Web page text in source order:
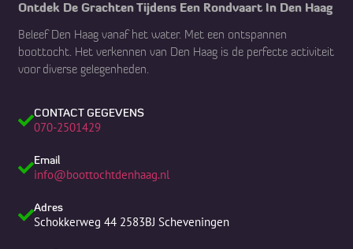
Ontdek De Grachten Tijdens Een Rondvaart In Den Haag
Beleef Den Haag vanaf het water. Met een ontspannen
boottocht. Het verkennen van Den Haag is de perfecte activiteit
voor diverse gelegenheden.
CONTACT GEGEVENS
070-2501429
Email
info@boottochtdenhaag.nl
Adres
Schokkerweg 44 2583BJ Scheveningen